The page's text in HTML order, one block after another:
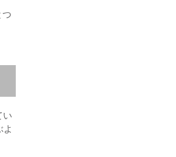
つ
い
よ